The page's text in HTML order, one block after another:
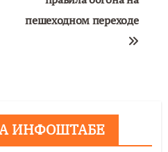
пешеходном переходе
ИНФОШТАБЕ